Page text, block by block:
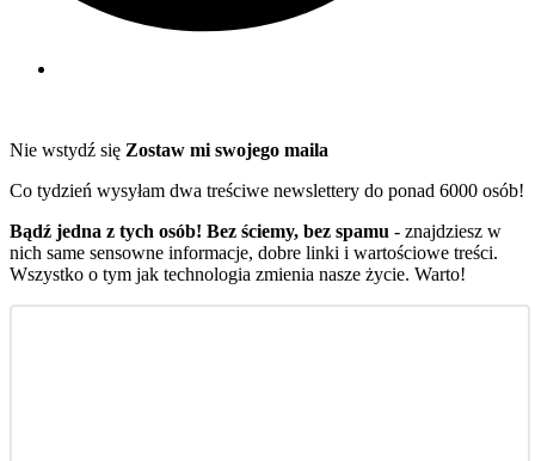
Nie wstydź się Zostaw mi swojego maila
Co tydzień wysyłam dwa treściwe newslettery do ponad 6000 osób!
Bądź jedna z tych osób! Bez ściemy, bez spamu - znajdziesz w
nich same sensowne informacje, dobre linki i wartościowe treści.
Wszystko o tym jak technologia zmienia nasze życie. Warto!